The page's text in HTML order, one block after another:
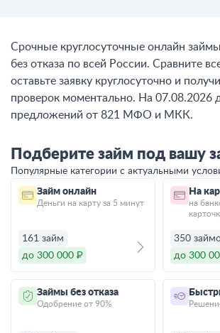
Срочные круглосуточные онлайн
без отказа по всей России. Сравните
оставьте заявку круглосуточно и
проверок моментально. На 07.08.2026
предложений от 821 МФО и МКК.
Подберите займ под вашу
Популярные категории с актуальными
Займ онлайн
Деньги на карту за 5 минут
161 займ
до 300 000 ₽
На
на
350
до 300
Займы без отказа
Одобрение от 90%